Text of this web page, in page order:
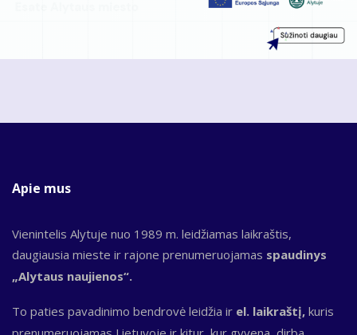
Apie mus
Vienintelis Alytuje nuo 1989 m. leidžiamas laikraštis,
daugiausia mieste ir rajone prenumeruojamas spaudinys
„Alytaus naujienos“.
To paties pavadinimo bendrovė leidžia ir el. laikraštį, kuris